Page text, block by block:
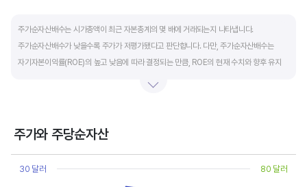
주가순자산배수는 시가총액이 최근 자본총계의 몇 배에 거래되는지 나타냅니다.
주가순자산배수가 낮을수록 주가가 저평가됐다고 판단합니다. 다만, 주가순자산배수는
자기자본이익률(ROE)의 높고 낮음에 따라 결정되는 만큼, ROE의 현재 수치와 향후 유지
거래되면 주가가 저평가된 것으로 판단합니다. ROE&PBR 차트를 함께 보고 분석하는 것을
주가와 주당순자산
Chart
Line chart with 2 lines.
30 달러 80 달러